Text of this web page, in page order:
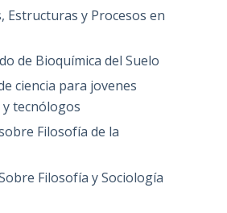
Estructuras y Procesos en
de Bioquímica del Suelo
ciencia para jovenes
tecnólogos
Filosofía de la
Filosofía y Sociología